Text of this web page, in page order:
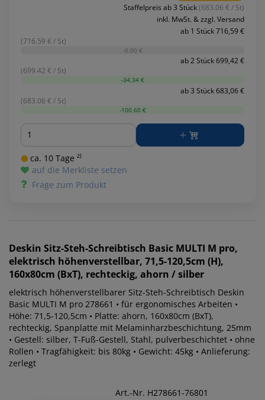
Staffelpreis ab 3 Stück(683.06 € / St)
inkl. MwSt. & zzgl. Versand
ab 1 Stück 716,59 €
(716.59 € / St)
-0,00 €
ab 2 Stück 699,42 €
(699.42 € / St)
-34,34 €
ab 3 Stück 683,06 €
(683.06 € / St)
-100,60 €
Menge
ca. 10 Tage ²⁾
auf die Merkliste setzen
Frage zum Produkt
Deskin Sitz-Steh-Schreibtisch Basic MULTI M pro,
elektrisch höhenverstellbar, 71,5-120,5cm (H),
160x80cm (BxT), rechteckig, ahorn / silber
elektrisch höhenverstellbarer Sitz-Steh-Schreibtisch Deskin
Basic MULTI M pro 278661 • für ergonomisches Arbeiten •
Höhe: 71,5-120,5cm • Platte: ahorn, 160x80cm (BxT),
rechteckig, Spanplatte mit Melaminharzbeschichtung, 25mm
• Gestell: silber, T-Fuß-Gestell, Stahl, pulverbeschichtet • ohne
Rollen • Tragfähigkeit: bis 80kg • Gewicht: 45kg • Anlieferung:
zerlegt
Art.-Nr. H278661-76801